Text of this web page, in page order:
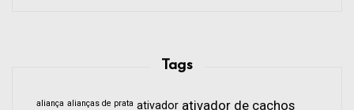
Tags
aliança alianças de prata ativador ativador de cachos